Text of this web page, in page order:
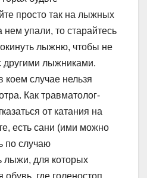
просто так на лыжных
нем упали, то старайтесь
лыжню, чтобы не
другими лыжниками.
коем случае нельзя
Как травматолог-
от катания на
есть сани (ими можно
по случаю
лыжи, для которых